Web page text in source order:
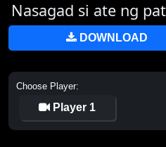
Nasagad si ate ng
DOWNLOAD
Choose Player:
Player 1